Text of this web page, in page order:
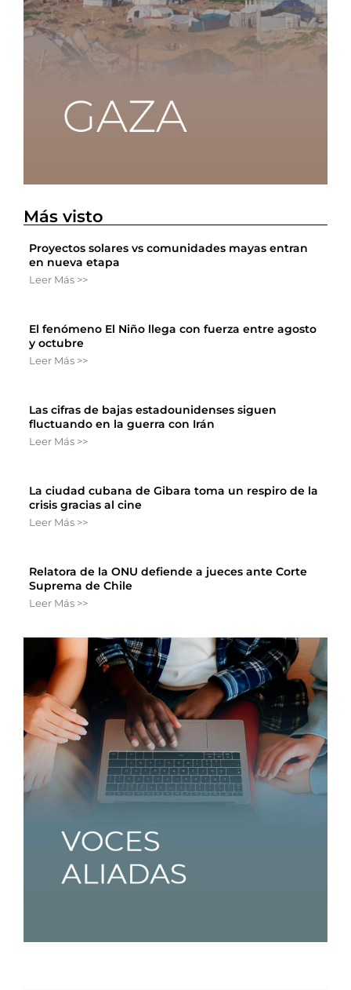
Más visto
Proyectos solares vs comunidades mayas entran
en nueva etapa
Leer Más >>
El fenómeno El Niño llega con fuerza entre agosto
y octubre
Leer Más >>
Las cifras de bajas estadounidenses siguen
fluctuando en la guerra con Irán
Leer Más >>
La ciudad cubana de Gibara toma un respiro de la
crisis gracias al cine
Leer Más >>
Relatora de la ONU defiende a jueces ante Corte
Suprema de Chile
Leer Más >>